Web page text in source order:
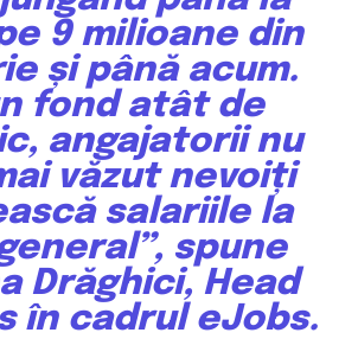
9 milioane din
și până acum.
fond atât de
angajatorii nu
văzut nevoiți
salariile la
spune
Drăghici, Head
în cadrul eJobs.